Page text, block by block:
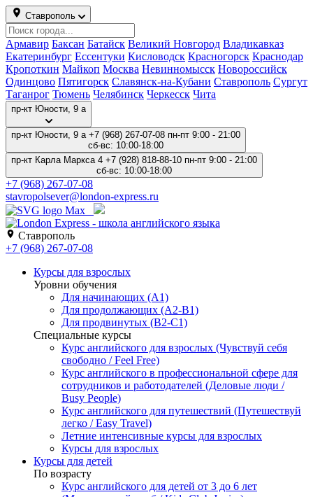
Ставрополь
Армавир Баксан Батайск Великий Новгород Владикавказ
Екатеринбург Ессентуки Кисловодск Красногорск Краснодар
Кропоткин Майкоп Москва Невинномысск Новороссийск
Одинцово Пятигорск Славянск-на-Кубани Ставрополь Сургут
Таганрог Тюмень Челябинск Черкесск Чита
пр-кт Карла Маркса 4
пр-кт Юности, 9 а +7 (968) 267-07-08 пн-пт 9:00 - 21:00
сб-вс: 10:00-18:00
пр-кт Карла Маркса 4 +7 (928) 818-88-10 пн-пт 9:00 - 21:00
сб-вс: 10:00-18:00
+7 (928) 818-88-10
stavropol.center@london-express.ru
Ставрополь
+7 (928) 818-88-10
Курсы для взрослых
Уровни обучения
Для начинающих (A1)
Для продолжающих (A2-B1)
Для продвинутых (B2-C1)
Специальные курсы
Курс английского для взрослых (Чувствуй себя
свободно / Feel Free)
Курс английского в профессиональной сфере для
сотрудников и работодателей (Деловые люди /
Busy People)
Курс английского для путешествий (Путешествуй
легко / Easy Travel)
Летние интенсивные курсы для взрослых
Курсы для взрослых
Курсы для детей
По возрасту
Курс английского для детей от 3 до 6 лет